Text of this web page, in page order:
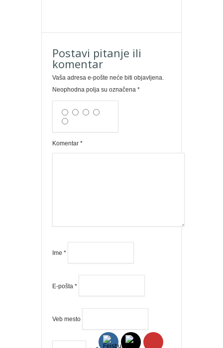
Postavi pitanje ili
komentar
Vaša adresa e-pošte neće biti objavljena.
Neophodna polja su označena *
Komentar *
Ime *
E-pošta *
Veb mesto